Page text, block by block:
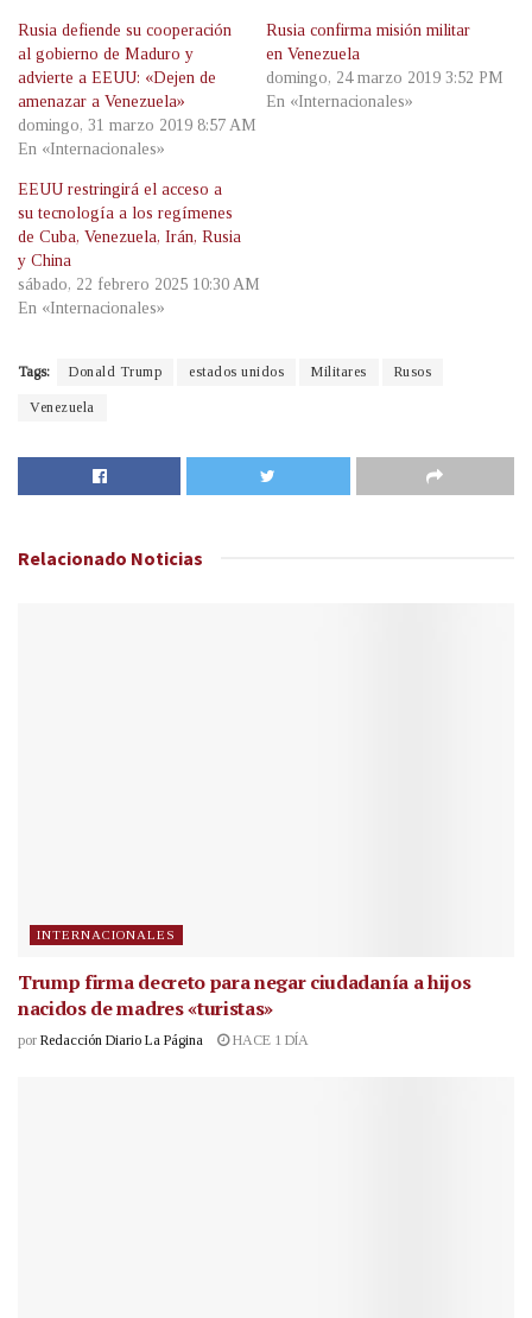
Rusia defiende su cooperación
al gobierno de Maduro y
advierte a EEUU: «Dejen de
amenazar a Venezuela»
domingo, 31 marzo 2019 8:57 AM
En «Internacionales»
Rusia confirma misión militar
en Venezuela
domingo, 24 marzo 2019 3:52 PM
En «Internacionales»
EEUU restringirá el acceso a
su tecnología a los regímenes
de Cuba, Venezuela, Irán, Rusia
y China
sábado, 22 febrero 2025 10:30 AM
En «Internacionales»
Tags: Donald Trump estados unidos Militares Rusos
Venezuela
Relacionado Noticias
INTERNACIONALES
Trump firma decreto para negar ciudadanía a hijos
nacidos de madres «turistas»
por Redacción Diario La Página HACE 1 DÍA